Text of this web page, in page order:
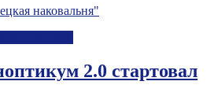
2.0 стартовал